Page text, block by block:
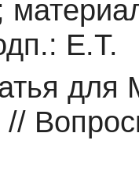
Е.Т.
для
//